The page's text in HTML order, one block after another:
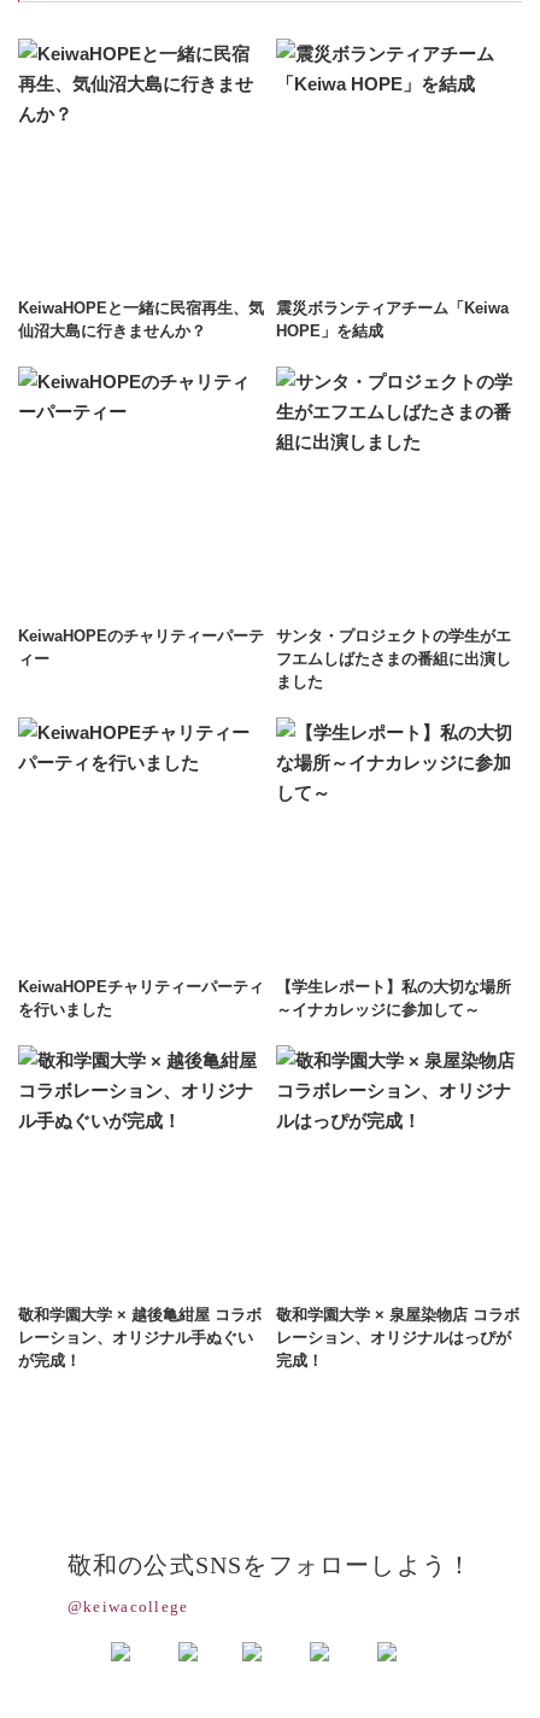
KeiwaHOPEと一緒に民宿再生、気
仙沼大島に行きませんか？
震災ボランティアチーム「Keiwa
HOPE」を結成
KeiwaHOPEのチャリティーパーテ
ィー
サンタ・プロジェクトの学生がエ
フエムしばたさまの番組に出演し
ました
KeiwaHOPEチャリティーパーティ
を行いました
【学生レポート】私の大切な場所
～イナカレッジに参加して～
敬和学園大学 × 越後亀紺屋 コラボ
レーション、オリジナル手ぬぐい
が完成！
敬和学園大学 × 泉屋染物店 コラボ
レーション、オリジナルはっぴが
完成！
敬和の公式SNSをフォローしよう！
@keiwacollege